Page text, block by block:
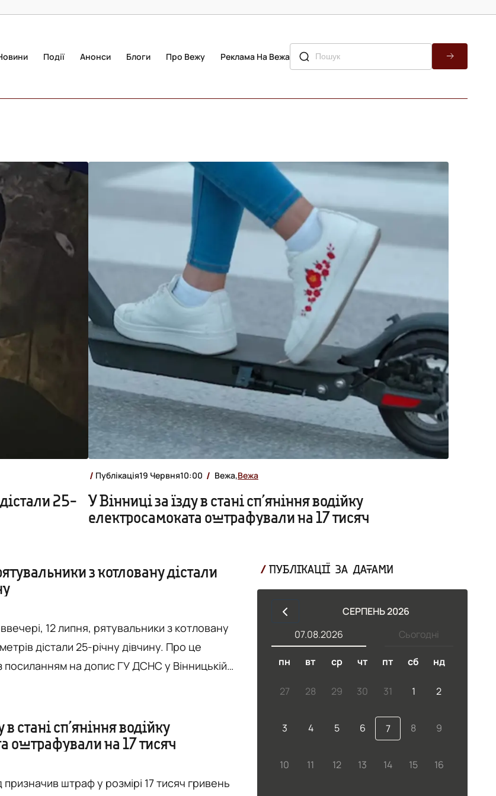
Події Анонси Блоги Про Вежу Реклама На Вежа
25-
Публікація19 Червня10:00 Вежа,Вежа
У Вінниці за їзду в стані сп’яніння водійку
електросамоката оштрафували на 17 тисяч
з котловану дістали
12 липня, рятувальники з котловану
дістали 25-річну дівчину. Про це
посиланням на допис ГУ ДСНС у Вінницькій
турнікет на травмовану кінцівку, а після
її до автомобіля екстреної
в стані сп’яніння водійку
оштрафували на 17 тисяч
призначив штраф у розмірі 17 тисяч гривень
ПУБЛІКАЦІЇ ЗА ДАТАМИ
СЕРПЕНЬ 2026
Сьогодні
07.08.2026
пн вт ср чт пт сб нд
27 28 29 30 31 1 2
3 4 5 6 7 8 9
10 11 12 13 14 15 16